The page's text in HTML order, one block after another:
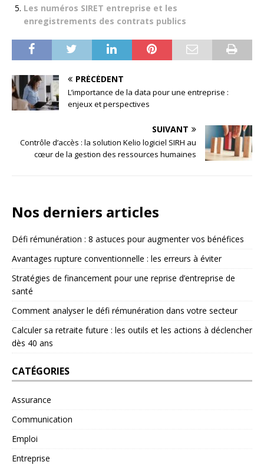
Les numéros SIRET entreprise et les
enregistrements des contrats publics
PRÉCÉDENT
L’importance de la data pour une entreprise :
enjeux et perspectives
SUIVANT
Contrôle d’accès : la solution Kelio logiciel SIRH au
cœur de la gestion des ressources humaines
Nos derniers articles
Défi rémunération : 8 astuces pour augmenter vos bénéfices
Avantages rupture conventionnelle : les erreurs à éviter
Stratégies de financement pour une reprise d’entreprise de
santé
Comment analyser le défi rémunération dans votre secteur
Calculer sa retraite future : les outils et les actions à déclencher
dès 40 ans
CATÉGORIES
Assurance
Communication
Emploi
Entreprise